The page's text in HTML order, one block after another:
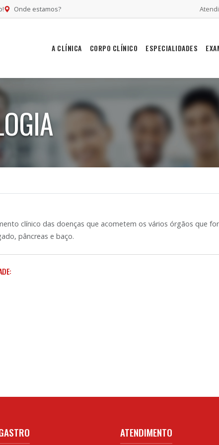
Onde estamos?
A CLÍNICA CORPO CLÍNICO ESPECIALIDADES
clínico das doenças que acometem os vários órgãos que
pâncreas e baço.
ATENDIMENTO